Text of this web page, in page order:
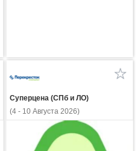
Суперцена (СПб и ЛО)
(4 - 10 Августа 2026)